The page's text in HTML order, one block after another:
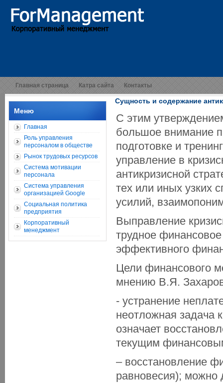
Главная страница Катра сайта Контакты
Меню
Главная
Роль управления
персоналом в обществе
Рынок трудовых ресурсов
Система мотивации
персонала
Система управления
организацией Google
Социальная политика
предприятия
Корпоративный
менеджмент
Сущность и содержание
С этим
большое внимание
подготовке и
управление в
антикризисной
тех или иных узких
усилий,
Выправление
трудное
эффективного
Цели финансового
мнению В.Я.
- устранение
неотложная задача
означает
текущим
– восстановление
равновесия); можно